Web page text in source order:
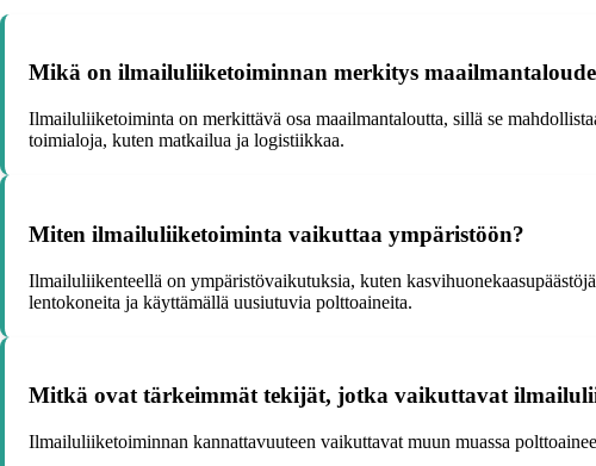
Mikä on ilmailuliiketoiminnan merkitys
Ilmailuliiketoiminta on merkittävä osa maailmantaloutta, sillä se
toimialoja, kuten matkailua ja logistiikkaa.
Miten ilmailuliiketoiminta vaikuttaa ympäristöön?
Ilmailuliikenteellä on ympäristövaikutuksia, kuten
lentokoneita ja käyttämällä uusiutuvia polttoaineita.
Mitkä ovat tärkeimmät tekijät, jotka vaikuttavat
Ilmailuliiketoiminnan kannattavuuteen vaikuttavat muun muassa